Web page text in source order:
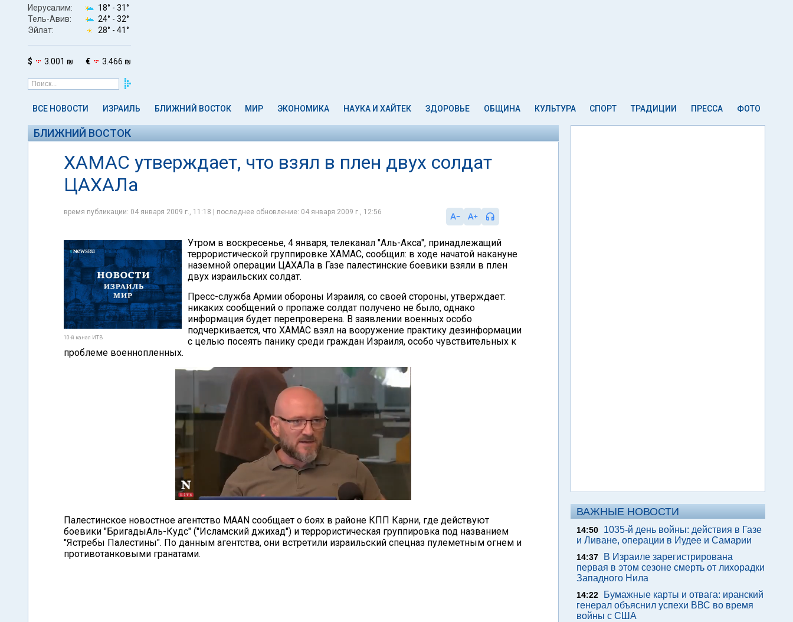
Иерусалим: 18° - 31°
Тель-Авив:
24° - 32°
Эйлат:
28° - 41°
$ 3.001 ₪ € 3.466 ₪
ВСЕ НОВОСТИ ИЗРАИЛЬ БЛИЖНИЙ ВОСТОК МИР ЭКОНОМИКА НАУКА И ХАЙТЕК ЗДОРОВЬЕ ОБЩИНА КУЛЬТУРА СПОРТ ТРАДИЦИИ ПРЕССА ФОТО
БЛИЖНИЙ ВОСТОК
ХАМАС утверждает, что взял в плен двух солдат
ЦАХАЛа
время публикации: 04 января 2009 г., 11:18 | последнее обновление: 04 января 2009 г., 12:56
10-й канал ИТВ
Утром в воскресенье, 4 января, телеканал "Аль-Акса", принадлежащий
террористической группировке ХАМАС, сообщил: в ходе начатой накануне
наземной операции ЦАХАЛа в Газе палестинские боевики взяли в плен
двух израильских солдат.
Пресс-служба Армии обороны Израиля, со своей стороны, утверждает:
никаких сообщений о пропаже солдат получено не было, однако
информация будет перепроверена. В заявлении военных особо
подчеркивается, что ХАМАС взял на вооружение практику дезинформации
с целью посеять панику среди граждан Израиля, особо чувствительных к
проблеме военнопленных.
Палестинское новостное агентство MAAN сообщает о боях в районе КПП Карни, где действуют
боевики "БригадыАль-Кудс" ("Исламский джихад") и террористическая группировка под названием
"Ястребы Палестины". По данным агентства, они встретили израильский спецназ пулеметным огнем и
противотанковыми гранатами.
ВАЖНЫЕ НОВОСТИ
14:50
1035-й день войны: действия в Газе
и Ливане, операции в Иудее и Самарии
14:37
В Израиле зарегистрирована
первая в этом сезоне смерть от лихорадки
Западного Нила
14:22
Бумажные карты и отвага: иранский
генерал объяснил успехи ВВС во время
войны с США